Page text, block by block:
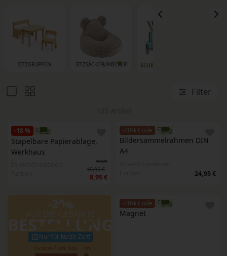
SITZGRUPPEN SITZSÄCKE & HOCKER SCHREIBTISCHUTENSILIEN
Filter
-18 %
Stapelbare Papierablage,
Werkhaus
statt
10,95 €
8,95 €
-20% Code
Bildersammelrahmen DIN
A4
24,95 €
BESTELLUNG
Nur für kurze Zeit!
-20% Code
Magnet